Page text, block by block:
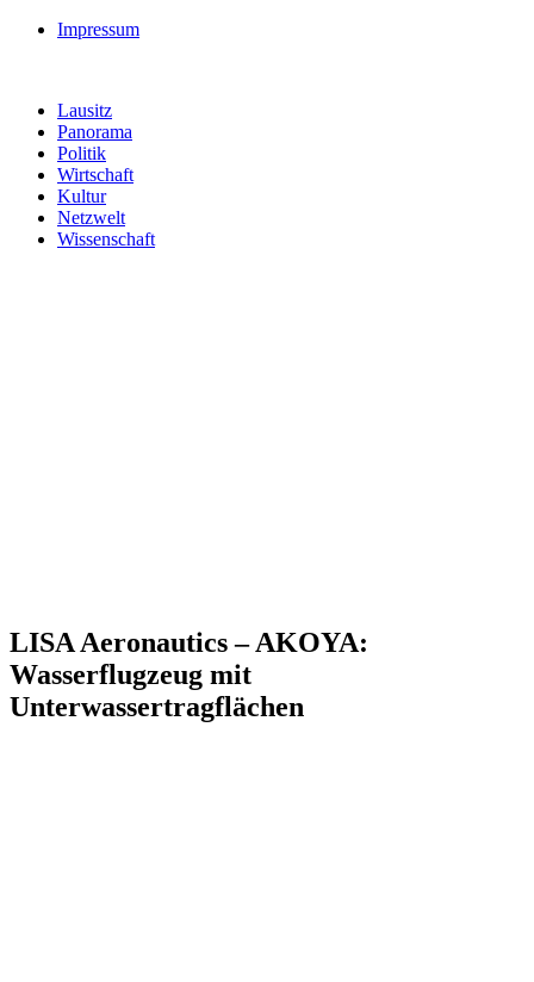
Impressum
Lausitz
Panorama
Politik
Wirtschaft
Kultur
Netzwelt
Wissenschaft
LISA Aeronautics – AKOYA:
Wasserflugzeug mit
Unterwassertragflächen